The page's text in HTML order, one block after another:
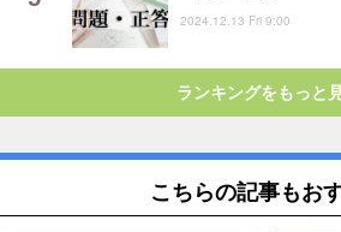
2024.12.13 Fri 9:00
ランキングをもっと
こちらの記事もお